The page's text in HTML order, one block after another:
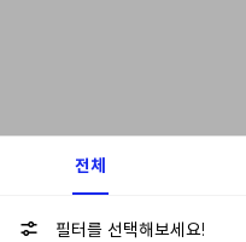
전체
필터를 선택해보세요!